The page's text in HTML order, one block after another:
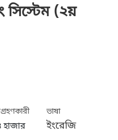
সিস্টেম (২য়
হাজার
ভাষা
ইংরেজি